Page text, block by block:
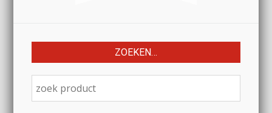
ZOEKEN…